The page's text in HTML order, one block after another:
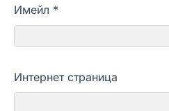
Имейл *
Интернет страница